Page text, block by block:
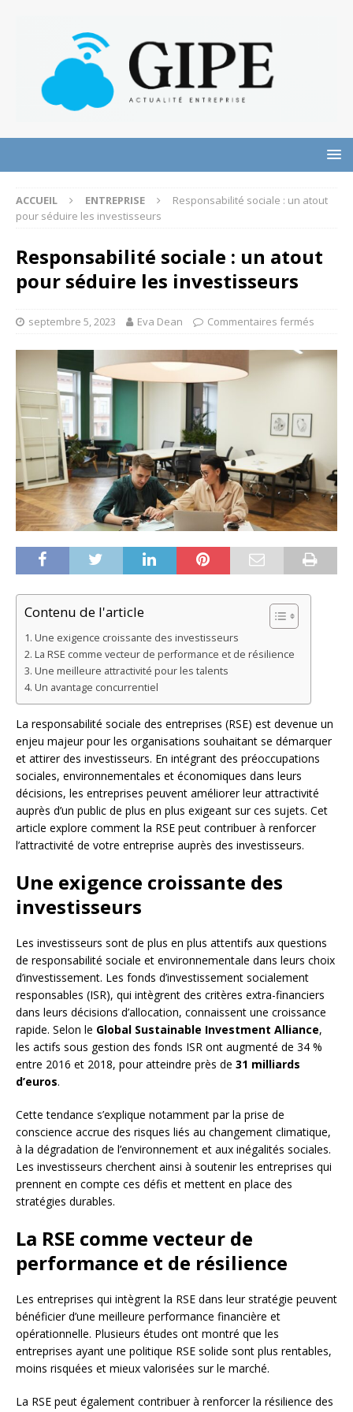
ACCUEIL ENTREPRISE
Responsabilité sociale : un atout
pour séduire les investisseurs
Responsabilité sociale : un atout
pour séduire les investisseurs
septembre 5, 2023 Eva Dean Commentaires fermés
Contenu de l'article
Une exigence croissante des investisseurs
La RSE comme vecteur de performance et de résilience
Une meilleure attractivité pour les talents
Un avantage concurrentiel
La responsabilité sociale des entreprises (RSE) est devenue un
enjeu majeur pour les organisations souhaitant se démarquer
et attirer des investisseurs. En intégrant des préoccupations
sociales, environnementales et économiques dans leurs
décisions, les entreprises peuvent améliorer leur attractivité
auprès d’un public de plus en plus exigeant sur ces sujets. Cet
article explore comment la RSE peut contribuer à renforcer
l’attractivité de votre entreprise auprès des investisseurs.
Une exigence croissante des
investisseurs
Les investisseurs sont de plus en plus attentifs aux questions
de responsabilité sociale et environnementale dans leurs choix
d’investissement. Les fonds d’investissement socialement
responsables (ISR), qui intègrent des critères extra-financiers
dans leurs décisions d’allocation, connaissent une croissance
rapide. Selon le Global Sustainable Investment Alliance,
les actifs sous gestion des fonds ISR ont augmenté de 34 %
entre 2016 et 2018, pour atteindre près de 31 milliards
d’euros.
Cette tendance s’explique notamment par la prise de
conscience accrue des risques liés au changement climatique,
à la dégradation de l’environnement et aux inégalités sociales.
Les investisseurs cherchent ainsi à soutenir les entreprises qui
prennent en compte ces défis et mettent en place des
stratégies durables.
La RSE comme vecteur de
performance et de résilience
Les entreprises qui intègrent la RSE dans leur stratégie peuvent
bénéficier d’une meilleure performance financière et
opérationnelle. Plusieurs études ont montré que les
entreprises ayant une politique RSE solide sont plus rentables,
moins risquées et mieux valorisées sur le marché.
La RSE peut également contribuer à renforcer la résilience des